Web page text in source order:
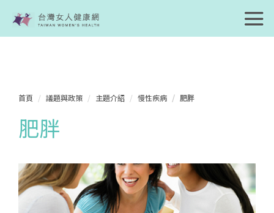
首頁 議題與政策 主題介紹 慢性疾病 肥胖
肥胖